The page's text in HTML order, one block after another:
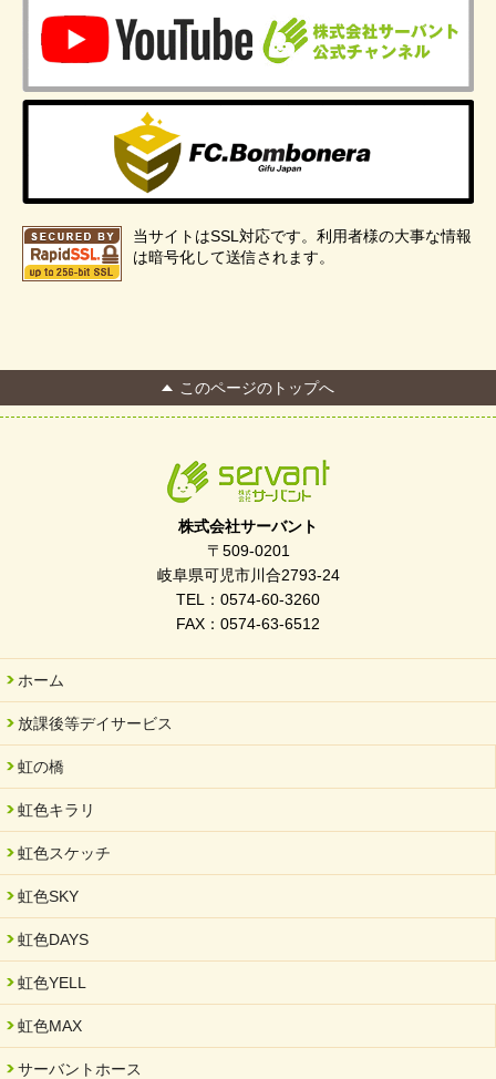
当サイトはSSL対応です。利用者様の大事な情報
は暗号化して送信されます。
このページのトップへ
株式会社サーバント
〒509-0201
岐阜県可児市川合2793-24
TEL：0574-60-3260
FAX：0574-63-6512
ホーム
放課後等デイサービス
虹の橋
虹色キラリ
虹色スケッチ
虹色SKY
虹色DAYS
虹色YELL
虹色MAX
サーバントホース